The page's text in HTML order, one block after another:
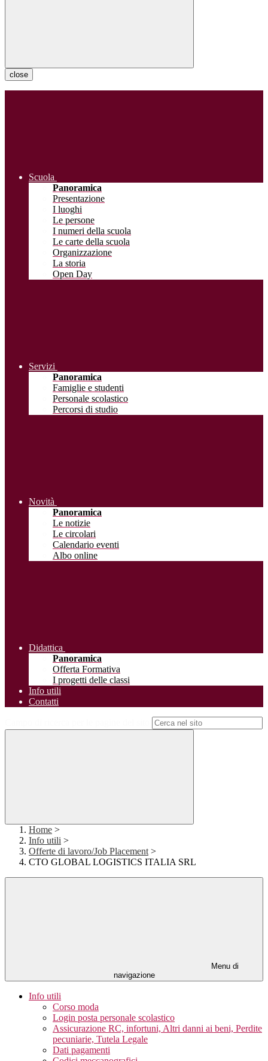
close
Scuola
Panoramica
Presentazione
I luoghi
Le persone
I numeri della scuola
Le carte della scuola
Organizzazione
La storia
Open Day
Servizi
Panoramica
Famiglie e studenti
Personale scolastico
Percorsi di studio
Novità
Panoramica
Le notizie
Le circolari
Calendario eventi
Albo online
Didattica
Panoramica
Offerta Formativa
I progetti delle classi
Info utili
Contatti
Home >
Info utili >
Offerte di lavoro/Job Placement >
CTO GLOBAL LOGISTICS ITALIA SRL
Menu di
navigazione
Info utili
Corso moda
Login posta personale scolastico
Assicurazione RC, infortuni, Altri danni ai beni, Perdite
pecuniarie, Tutela Legale
Dati pagamenti